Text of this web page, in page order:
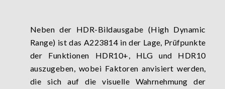
Neben der HDR-Bildausgabe (High Dynamic
Range) ist das A223814 in der Lage, Prüfpunkte
der Funktionen HDR10+, HLG und HDR10
auszugeben, wobei Faktoren anvisiert werden,
die sich auf die visuelle Wahrnehmung der